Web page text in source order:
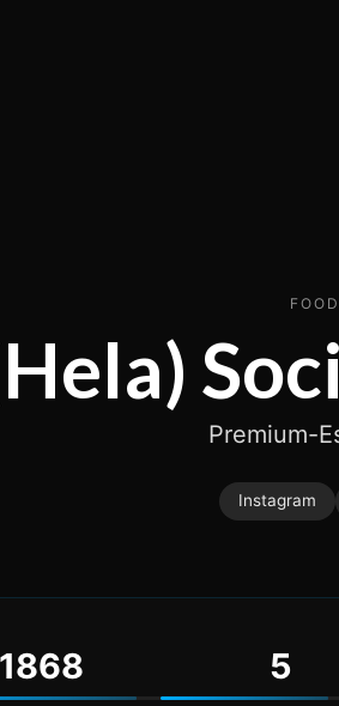
Premium-
Instagram
1868 5